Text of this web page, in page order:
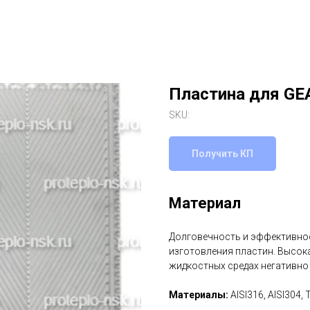
Пластина для
SKU:
Получить КП
Материал
Долговечность и
изготовления пластин.
жидкостных средах
Материалы: AISI316, AISI304,